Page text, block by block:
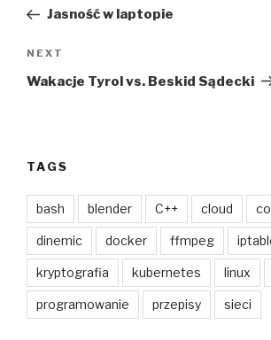
PostJasność w laptopie
Next
Post
NEXT
Wakacje Tyrol vs. Beskid Sądecki
TAGS
bash blender C++ cloud
dinemic docker ffmpeg
kryptografia kubernetes linux
programowanie przepisy sieci